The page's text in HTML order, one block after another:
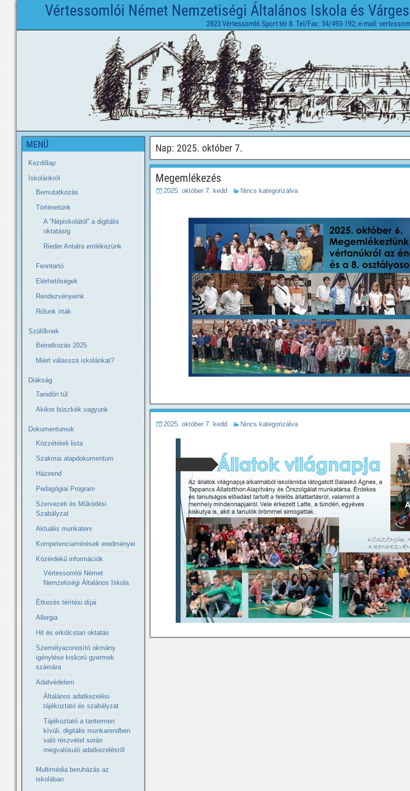
Vértessomlói Német Nemzetiségi Általános Iskola és
2823 Vértessomló Sport tér 8. Tel/Fax: 34/493-192; e-mail:
Nap: 2025. október 7.
Megemlékezés
2025. október 7. kedd Nincs kategorizálva
2025. október 7. kedd Nincs kategorizálva
MENÜ
Kezdőlap
Iskolánkról
Bemutatkozás
Történetünk
A “Népiskolától” a digitális
oktatásig
Rieder Antalra emlékezünk
Fenntartó
Elérhetőségek
Rendezvényeink
Rólunk írták
Szülőknek
Beiratkozás 2025
Miért válassza iskolánkat?
Diákság
Tanidőn túl
Akikre büszkék vagyunk
Dokumentumok
Közzétételi lista
Szakmai alapdokumentum
Házirend
Pedagógiai Program
Szervezeti és Működési
Szabályzat
Aktuális munkaterv
Kompetenciamérések eredményei
Közérdekű információk
Vértessomlói Német
Nemzetiségi Általános Iskola
Étkezés térítési díjai
Allergia
Hit és erkölcstan oktatás
Személyazonosító okmány
igénylése kiskorú gyermek
számára
Adatvédelem
Általános adatkezelési
tájékoztató és szabályzat
Tájékoztató a tantermen
kívüli, digitális munkarendben
való részvétel során
megvalósuló adatkezelésről
Multimédia beruházás az
iskolában